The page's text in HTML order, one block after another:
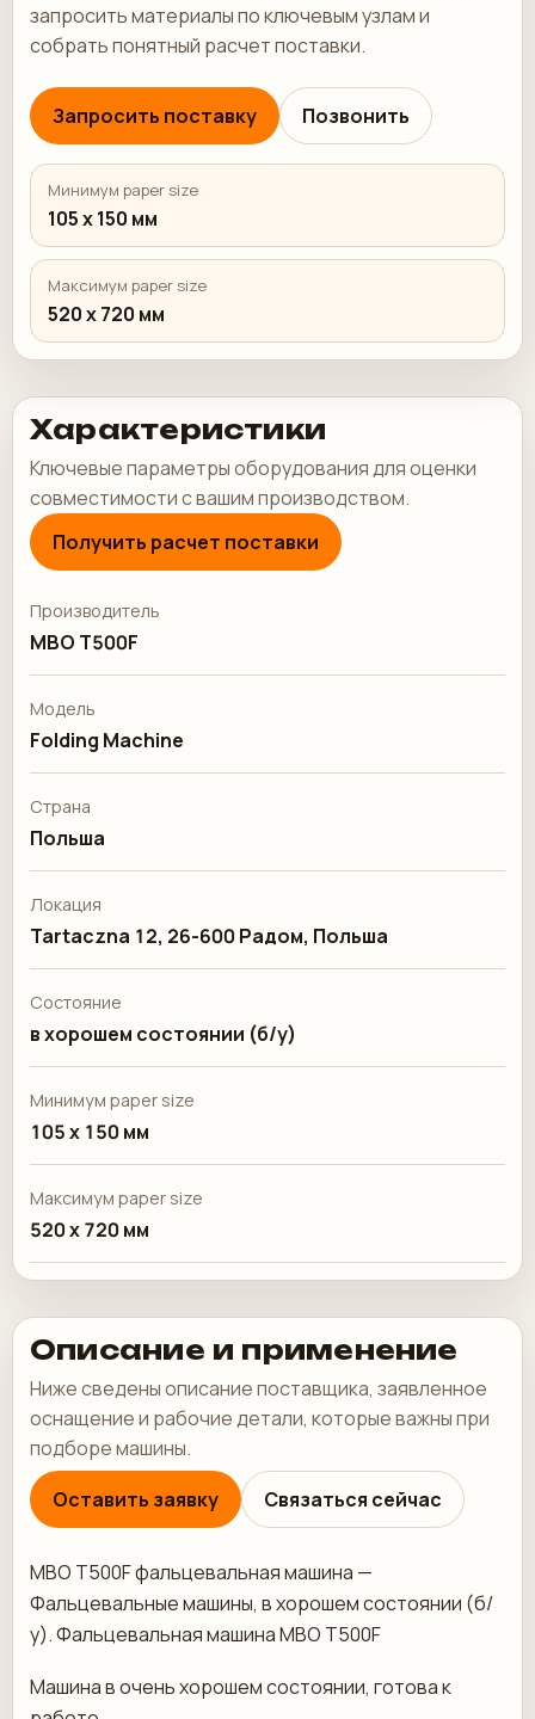
запросить материалы по ключевым узлам и
собрать понятный расчет поставки.
Запросить поставку Позвонить
Минимум paper size
105 x 150 мм
Максимум paper size
520 x 720 мм
Характеристики
Ключевые параметры оборудования для оценки
совместимости с вашим производством.
Получить расчет поставки
Производитель
MBO T500F
Модель
Folding Machine
Страна
Польша
Локация
Tartaczna 12, 26-600 Радом, Польша
Состояние
в хорошем состоянии (б/у)
Минимум paper size
105 x 150 мм
Максимум paper size
520 x 720 мм
Описание и применение
Ниже сведены описание поставщика, заявленное
оснащение и рабочие детали, которые важны при
подборе машины.
Оставить заявку
Связаться сейчас
MBO T500F фальцевальная машина —
Фальцевальные машины, в хорошем состоянии (б/
у). Фальцевальная машина MBO T500F
Машина в очень хорошем состоянии, готова к